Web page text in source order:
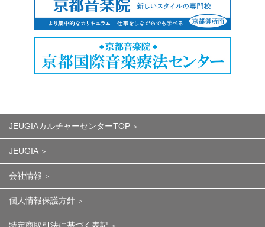
JEUGIAカルチャーセンターTOP
JEUGIA
会社情報
個人情報保護方針